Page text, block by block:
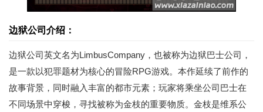
边狱公司介绍：
边狱公司英文名为LimbusCompany，也被称为边狱巴士公司，
是一款以犯罪题材为核心的冒险RPG游戏。本作延续了前作的
故事背景，同时融入丰富的都市元素；玩家将乘坐公司巴士在
不同场景中穿梭，寻找被称为金枝的重要物质。金枝是维系公